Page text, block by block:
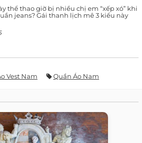
thể thao giờ bị nhiều chị em “xếp xó” khi
jeans? Gái thanh lịch mê 3 kiểu này
Vest Nam Quần Áo Nam